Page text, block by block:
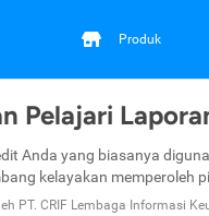
Produk
Pelajari
Anda yang biasanya
kelayakan memperoleh
PT. CRIF Lembaga Informasi